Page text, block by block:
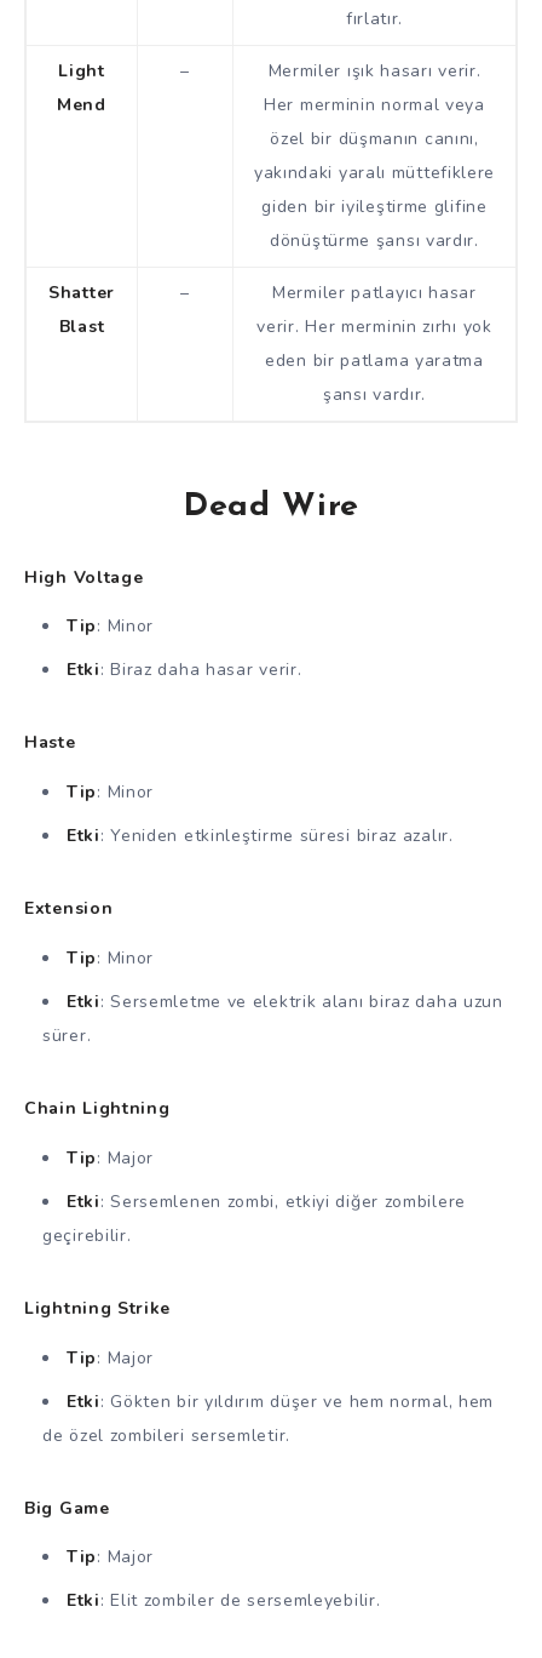
fırlatır.
Light
Mend
–
Mermiler ışık hasarı verir.
Her merminin normal veya
özel bir düşmanın canını,
yakındaki yaralı müttefiklere
giden bir iyileştirme glifine
dönüştürme şansı vardır.
Shatter
Blast
–
Mermiler patlayıcı hasar
verir. Her merminin zırhı yok
eden bir patlama yaratma
şansı vardır.
Dead Wire
High Voltage
Tip: Minor
Etki: Biraz daha hasar verir.
Haste
Tip: Minor
Etki: Yeniden etkinleştirme süresi biraz azalır.
Extension
Tip: Minor
Etki: Sersemletme ve elektrik alanı biraz daha uzun
sürer.
Chain Lightning
Tip: Major
Etki: Sersemlenen zombi, etkiyi diğer zombilere
geçirebilir.
Lightning Strike
Tip: Major
Etki: Gökten bir yıldırım düşer ve hem normal, hem
de özel zombileri sersemletir.
Big Game
Tip: Major
Etki: Elit zombiler de sersemleyebilir.